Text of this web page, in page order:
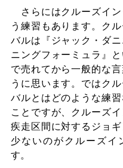
さらにはクルーズイン
う練習もあります。ク
バルは『ジャック・ダ
ニングフォーミュラ』
で売れてから一般的な
うに思います。ではク
バルとはどのような練
ことですが、クルーズ
疾走区間に対するジョ
少ないのがクルーズイ
す。